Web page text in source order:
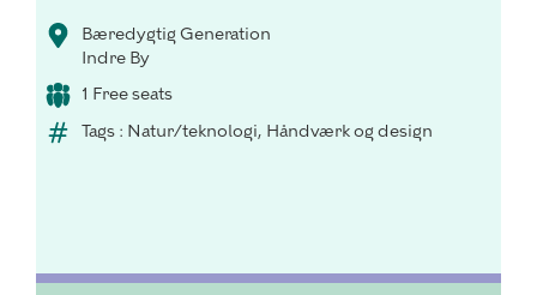
Bæredygtig Generation
Indre By
1 Free seats
Tags : Natur/teknologi, Håndværk og design